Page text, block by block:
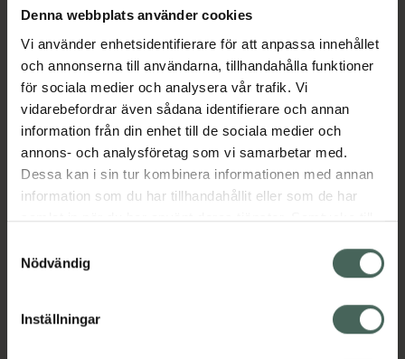
Denna webbplats använder cookies
Vi använder enhetsidentifierare för att anpassa innehållet
och annonserna till användarna, tillhandahålla funktioner
för sociala medier och analysera vår trafik. Vi
vidarebefordrar även sådana identifierare och annan
information från din enhet till de sociala medier och
annons- och analysföretag som vi samarbetar med.
Dessa kan i sin tur kombinera informationen med annan
information som du har tillhandahållit eller som de har
samlat in när du har använt deras tjänster. Samtycke till
återkalla ditt samtycke via webbplatsens
cookieinställningar. Ett återkallat samtycke påverkar inte
lagligheten av behandling som skett innan återkallelsen.
Nödvändig
Inställningar
Aktuella erbjudanden
Beskrivning Dölj
Läs alltid bipacksedeln innan
användning.
EAN:07046261850643
Bipacksedel från FASS Visa